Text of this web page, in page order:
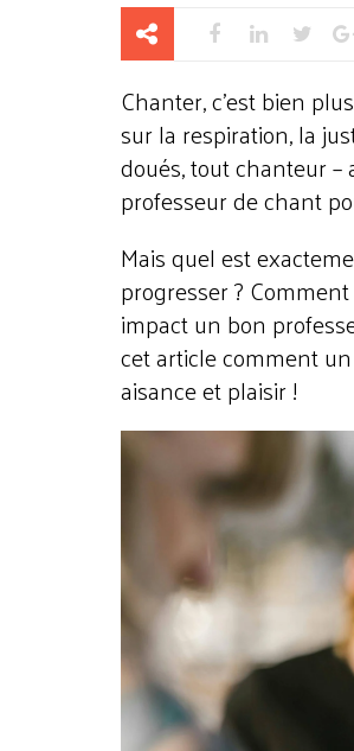
Chanter, c’est bien
sur la respiration, la
doués, tout chanteur –
professeur de chant
Mais quel est
progresser ?
impact un bon
cet article comment
aisance et plaisir !